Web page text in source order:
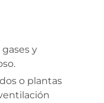
y
o plantas